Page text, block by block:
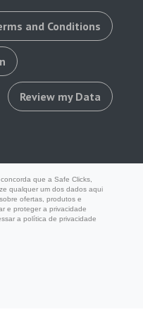
and Conditions
Review my Data
que a Safe Clicks,
qualquer um dos dados aqui
ofertas, produtos e
e proteger a privacidade
a política de privacidade